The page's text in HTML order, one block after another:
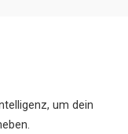
um dein